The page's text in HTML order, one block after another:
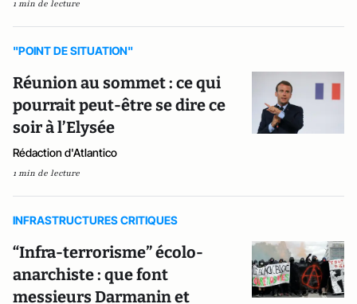
1 min de lecture
"POINT DE SITUATION"
Réunion au sommet : ce qui
pourrait peut-être se dire ce
soir à l’Elysée
Rédaction d'Atlantico
1 min de lecture
INFRASTRUCTURES CRITIQUES
“Infra-terrorisme” écolo-
anarchiste : que font
messieurs Darmanin et